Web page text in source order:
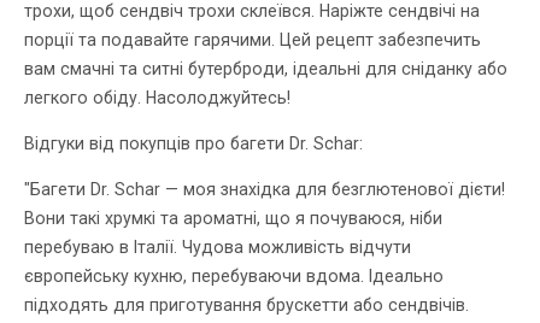
трохи, щоб сендвіч трохи склеївся. Наріжте сендвічі на
порції та подавайте гарячими. Цей рецепт забезпечить
вам смачні та ситні бутерброди, ідеальні для сніданку або
легкого обіду. Насолоджуйтесь!
Відгуки від покупців про багети Dr. Schar:
"Багети Dr. Schar — моя знахідка для безглютенової дієти!
Вони такі хрумкі та ароматні, що я почуваюся, ніби
перебуваю в Італії. Чудова можливість відчути
європейську кухню, перебуваючи вдома. Ідеально
підходять для приготування брускетти або сендвічів.